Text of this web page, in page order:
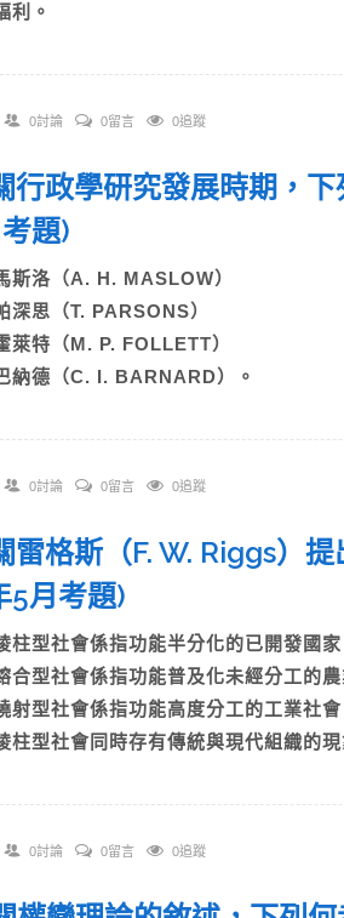
利。
0討論 0留言 0追蹤
行政學研究發展時期，
考題)
斯洛（A. H. MASLOW）
深思（T. PARSONS）
萊特（M. P. FOLLETT）
納德（C. I. BARNARD）。
0討論 0留言 0追蹤
雷格斯（F. W. Riggs）
5月考題)
柱型社會係指功能半分化的已開發國
合型社會係指功能普及化未經分工的
射型社會係指功能高度分工的工業社
柱型社會同時存有傳統與現代組織的現
0討論 0留言 0追蹤